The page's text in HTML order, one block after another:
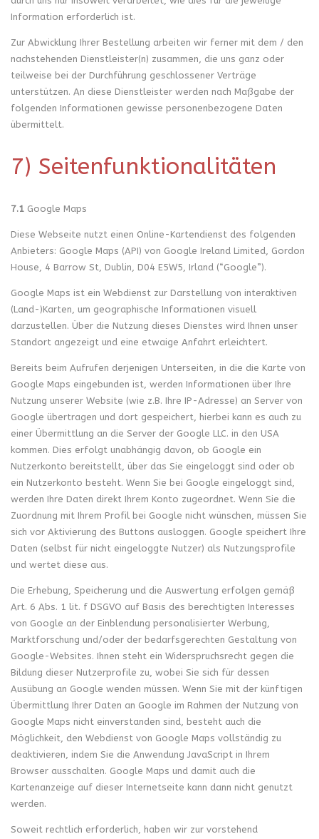
Information erforderlich ist.
Zur Abwicklung Ihrer Bestellung arbeiten wir ferner mit dem / den
nachstehenden Dienstleister(n) zusammen, die uns ganz oder
teilweise bei der Durchführung geschlossener Verträge
unterstützen. An diese Dienstleister werden nach Maßgabe der
folgenden Informationen gewisse personenbezogene Daten
übermittelt.
7) Seitenfunktionalitäten
7.1 Google Maps
Diese Webseite nutzt einen Online-Kartendienst des folgenden
Anbieters: Google Maps (API) von Google Ireland Limited, Gordon
House, 4 Barrow St, Dublin, D04 E5W5, Irland (“Google”).
Google Maps ist ein Webdienst zur Darstellung von interaktiven
(Land-)Karten, um geographische Informationen visuell
darzustellen. Über die Nutzung dieses Dienstes wird Ihnen unser
Standort angezeigt und eine etwaige Anfahrt erleichtert.
Bereits beim Aufrufen derjenigen Unterseiten, in die die Karte von
Google Maps eingebunden ist, werden Informationen über Ihre
Nutzung unserer Website (wie z.B. Ihre IP-Adresse) an Server von
Google übertragen und dort gespeichert, hierbei kann es auch zu
einer Übermittlung an die Server der Google LLC. in den USA
kommen. Dies erfolgt unabhängig davon, ob Google ein
Nutzerkonto bereitstellt, über das Sie eingeloggt sind oder ob
ein Nutzerkonto besteht. Wenn Sie bei Google eingeloggt sind,
werden Ihre Daten direkt Ihrem Konto zugeordnet. Wenn Sie die
Zuordnung mit Ihrem Profil bei Google nicht wünschen, müssen Sie
sich vor Aktivierung des Buttons ausloggen. Google speichert Ihre
Daten (selbst für nicht eingeloggte Nutzer) als Nutzungsprofile
und wertet diese aus.
Die Erhebung, Speicherung und die Auswertung erfolgen gemäß
Art. 6 Abs. 1 lit. f DSGVO auf Basis des berechtigten Interesses
von Google an der Einblendung personalisierter Werbung,
Marktforschung und/oder der bedarfsgerechten Gestaltung von
Google-Websites. Ihnen steht ein Widerspruchsrecht gegen die
Bildung dieser Nutzerprofile zu, wobei Sie sich für dessen
Ausübung an Google wenden müssen. Wenn Sie mit der künftigen
Übermittlung Ihrer Daten an Google im Rahmen der Nutzung von
Google Maps nicht einverstanden sind, besteht auch die
Möglichkeit, den Webdienst von Google Maps vollständig zu
deaktivieren, indem Sie die Anwendung JavaScript in Ihrem
Browser ausschalten. Google Maps und damit auch die
Kartenanzeige auf dieser Internetseite kann dann nicht genutzt
werden.
Soweit rechtlich erforderlich, haben wir zur vorstehend